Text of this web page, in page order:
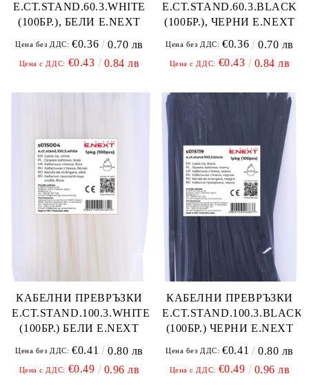
E.CT.STAND.60.3.WHITE
(100БР.), БЕЛИ E.NEXT
Цена без ДДС: €0.36 0.70 лв
Цена с ДДС: €0.43 0.84 лв
E.CT.STAND.60.3.BLACK
(100БР.), ЧЕРНИ E.NEXT
Цена без ДДС: €0.36 0.70 лв
Цена с ДДС: €0.43 0.84 лв
КАБЕЛНИ ПРЕВРЪЗКИ
E.CT.STAND.100.3.WHITE
(100БР.) БЕЛИ E.NEXT
Цена без ДДС: €0.41 0.80 лв
Цена с ДДС: €0.49 0.96 лв
КАБЕЛНИ ПРЕВРЪЗКИ
E.CT.STAND.100.3.BLACK
(100БР.) ЧЕРНИ E.NEXT
Цена без ДДС: €0.41 0.80 лв
Цена с ДДС: €0.49 0.96 лв